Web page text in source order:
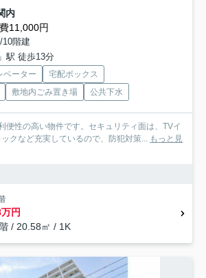
内
11,000円
10階建
駅 徒歩13分
ベーター
宅配ボックス
敷地内ごみ置き場 公共下水
便性の高い物件です。セキュリティ面は、TVイ
クなど充実しているので、防犯対策...
もっと見
円
/ 20.58㎡ / 1K